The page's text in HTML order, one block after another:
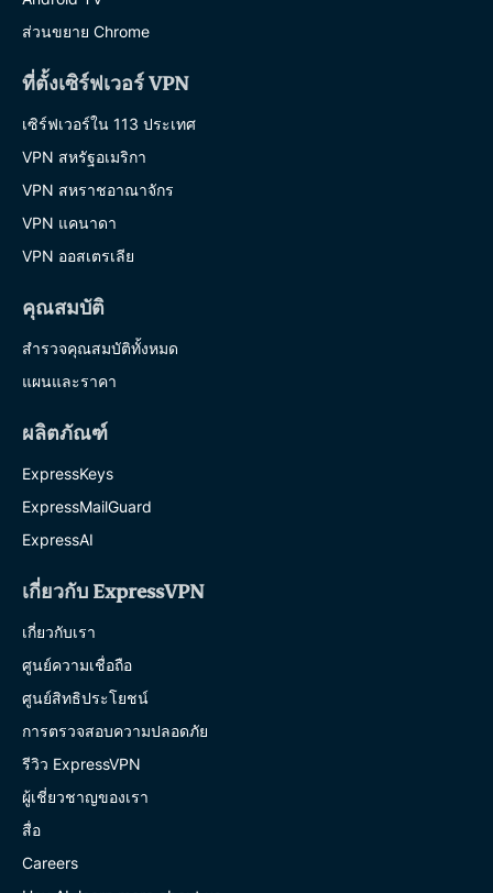
ส่วนขยาย Chrome
ที่ตั้งเซิร์ฟเวอร์ VPN
เซิร์ฟเวอร์ใน 113 ประเทศ
VPN สหรัฐอเมริกา
VPN สหราชอาณาจักร
VPN แคนาดา
VPN ออสเตรเลีย
คุณสมบัติ
สำรวจคุณสมบัติทั้งหมด
แผนและราคา
ผลิตภัณฑ์
ExpressKeys
ExpressMailGuard
ExpressAI
เกี่ยวกับ ExpressVPN
เกี่ยวกับเรา
ศูนย์ความเชื่อถือ
ศูนย์สิทธิประโยชน์
การตรวจสอบความปลอดภัย
รีวิว ExpressVPN
ผู้เชี่ยวชาญของเรา
สื่อ
Careers